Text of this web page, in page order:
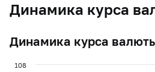
Динамика курса
Динамика курса
108